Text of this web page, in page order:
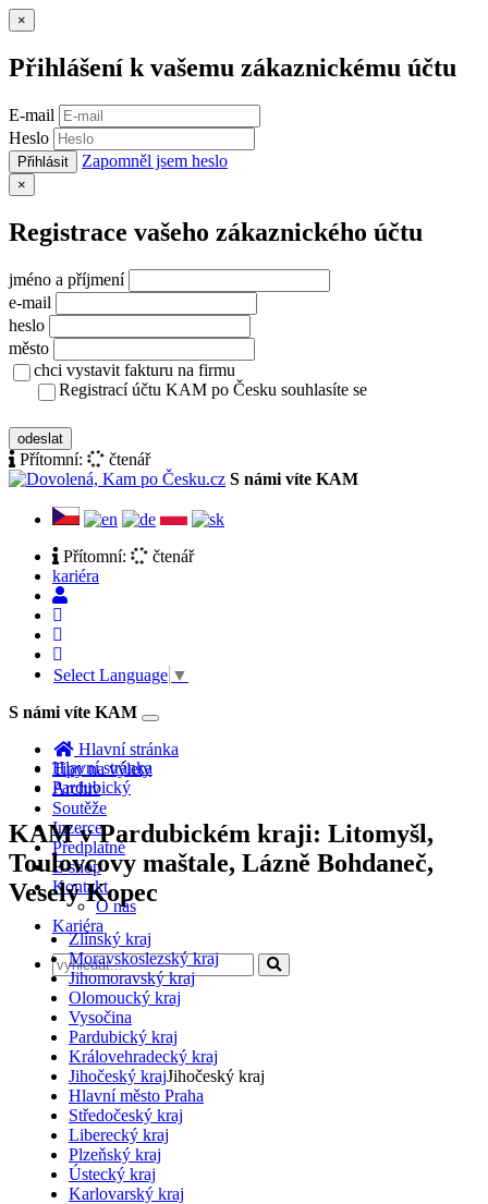
×
Přihlášení k vašemu zákaznickému účtu
E-mail
Heslo
Přihlásit Zapomněl jsem heslo
×
Registrace vašeho zákaznického účtu
jméno a příjmení
e-mail
heslo
město
chci vystavit fakturu na firmu
Registrací účtu KAM po Česku souhlasíte se
odeslat
Přítomní:
čtenář
S námi víte KAM
Přítomní:
čtenář
kariéra
Select Language ▼
S námi víte KAM
Toggle
navigation
Hlavní stránka
Tipy na výlety
Archiv
Soutěže
Inzerce
Předplatné
E-shop
Kontakt
O nás
Kariéra
Hlavní stránka
Pardubický
KAM v Pardubickém kraji: Litomyšl,
Toulovcovy maštale, Lázně Bohdaneč,
Veselý Kopec
Zlínský kraj
Moravskoslezský kraj
Jihomoravský kraj
Olomoucký kraj
Vysočina
Pardubický kraj
Královehradecký kraj
Jihočeský krajJihočeský kraj
Hlavní město Praha
Středočeský kraj
Liberecký kraj
Plzeňský kraj
Ústecký kraj
Karlovarský kraj